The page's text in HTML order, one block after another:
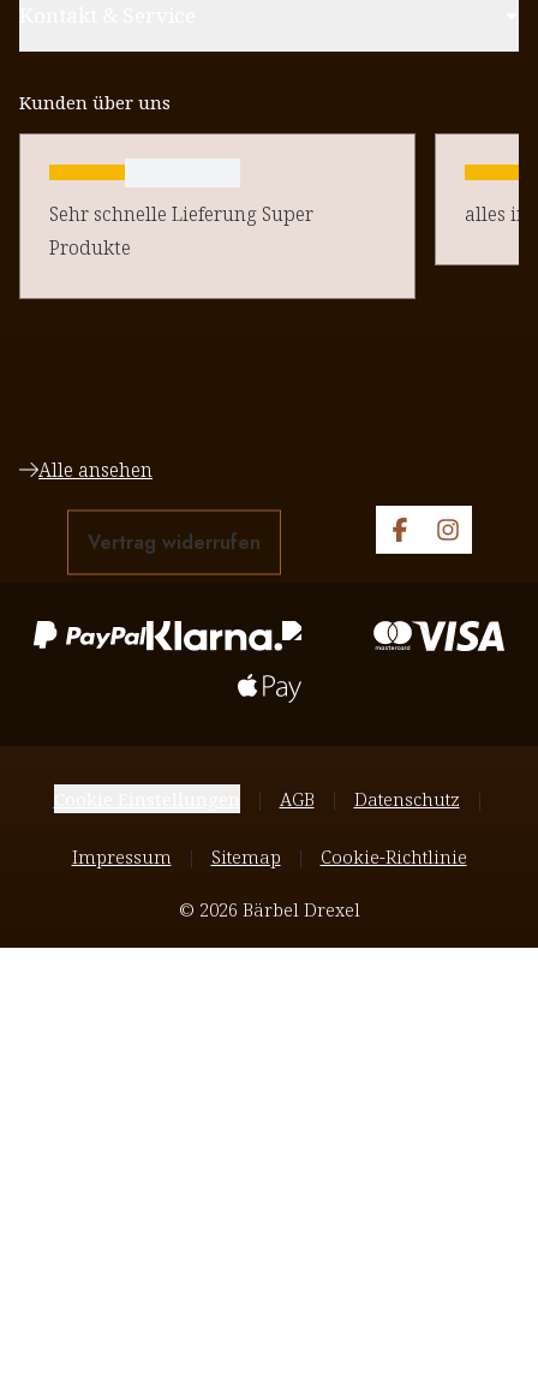
Kunden über uns
Sehr schnelle Lieferung Super
Produkte
alles in
Alle ansehen
Vertrag widerrufen
AGB Datenschutz
Impressum Sitemap Cookie-Richtlinie
© 2026 Bärbel Drexel